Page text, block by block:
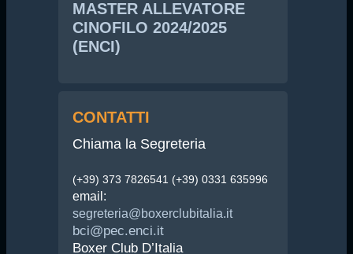
MASTER ALLEVATORE
CINOFILO 2024/2025
(ENCI)
CONTATTI
Chiama la Segreteria
(+39) 373 7826541 (+39) 0331 635996
email:
segreteria@boxerclubitalia.it
bci@pec.enci.it
Boxer Club D’Italia